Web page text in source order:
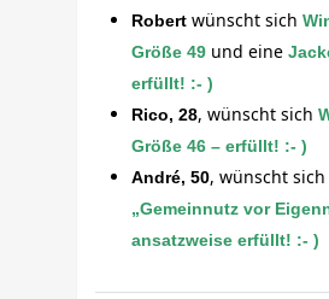
Robert wünscht sich
Größe 49 und eine
erfüllt! :- )
Rico, 28, wünscht sich
Größe 46 – erfüllt! :- )
André, 50, wünscht
„Gemeinnutz vor
ansatzweise erfüllt! :- )